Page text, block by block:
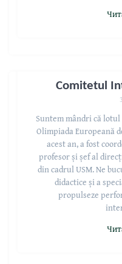
Comitetul
Suntem mândri că
Olimpiada Europeană
acest an, a fost
profesor și șef al
din cadrul USM. Ne
didactice și a
propulseze